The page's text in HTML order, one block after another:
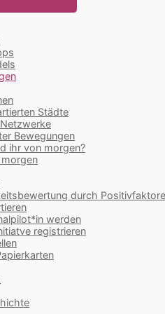
Städte
Bewegungen
ihr von morgen?
durch
werden
registrieren